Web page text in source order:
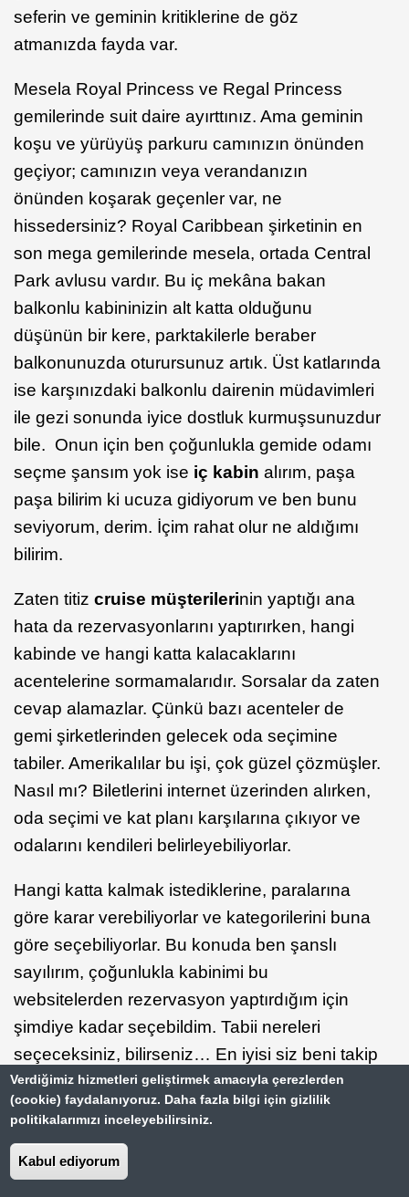
seferin ve geminin kritiklerine de göz
atmanızda fayda var.
Mesela Royal Princess ve Regal Princess
gemilerinde suit daire ayırttınız. Ama geminin
koşu ve yürüyüş parkuru camınızın önünden
geçiyor; camınızın veya verandanızın
önünden koşarak geçenler var, ne
hissedersiniz? Royal Caribbean şirketinin en
son mega gemilerinde mesela, ortada Central
Park avlusu vardır. Bu iç mekâna bakan
balkonlu kabininizin alt katta olduğunu
düşünün bir kere, parktakilerle beraber
balkonunuzda oturursunuz artık. Üst katlarında
ise karşınızdaki balkonlu dairenin müdavimleri
ile gezi sonunda iyice dostluk kurmuşsunuzdur
bile. Onun için ben çoğunlukla gemide odamı
seçme şansım yok ise iç kabin alırım, paşa
paşa bilirim ki ucuza gidiyorum ve ben bunu
seviyorum, derim. İçim rahat olur ne aldığımı
bilirim.
Zaten titiz cruise müşterilerinin yaptığı ana
hata da rezervasyonlarını yaptırırken, hangi
kabinde ve hangi katta kalacaklarını
acentelerine sormamalarıdır. Sorsalar da zaten
cevap alamazlar. Çünkü bazı acenteler de
gemi şirketlerinden gelecek oda seçimine
tabiler. Amerikalılar bu işi, çok güzel çözmüşler.
Nasıl mı? Biletlerini internet üzerinden alırken,
oda seçimi ve kat planı karşılarına çıkıyor ve
odalarını kendileri belirleyebiliyorlar.
Hangi katta kalmak istediklerine, paralarına
göre karar verebiliyorlar ve kategorilerini buna
göre seçebiliyorlar. Bu konuda ben şanslı
sayılırım, çoğunlukla kabinimi bu
websitelerden rezervasyon yaptırdığım için
şimdiye kadar seçebildim. Tabii nereleri
seçeceksiniz, bilirseniz… En iyisi siz beni takip
edin!
Öncelikle geminin ortası her zaman en güzel
ve her yere yakın bir mevkidir. Fiyatı da biraz
pahalı olur. İkinci tercih baş kısmı olmalıdır.
Verdiğimiz hizmetleri geliştirmek amacıyla çerezlerden
(cookie) faydalanıyoruz. Daha fazla bilgi için gizlilik
politikalarımızı inceleyebilirsiniz.
Kabul ediyorum